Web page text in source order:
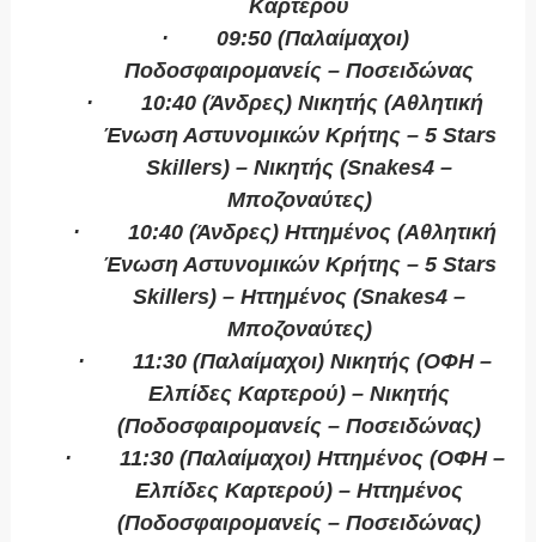
Καρτερού
·
09:50 (Παλαίμαχοι)
Ποδοσφαιρομανείς – Ποσειδώνας
·
10:40 (Άνδρες) Νικητής (Αθλητική
Ένωση Αστυνομικών Κρήτης – 5 Stars
Skillers) – Νικητής (Snakes4 –
Μποζοναύτες)
·
10:40 (Άνδρες) Ηττημένος (Αθλητική
Ένωση Αστυνομικών Κρήτης – 5 Stars
Skillers) – Ηττημένος (Snakes4 –
Μποζοναύτες)
·
11:30 (Παλαίμαχοι) Νικητής (ΟΦΗ –
Ελπίδες Καρτερού) – Νικητής
(Ποδοσφαιρομανείς – Ποσειδώνας)
·
11:30 (Παλαίμαχοι) Ηττημένος (ΟΦΗ –
Ελπίδες Καρτερού) – Ηττημένος
(Ποδοσφαιρομανείς – Ποσειδώνας)